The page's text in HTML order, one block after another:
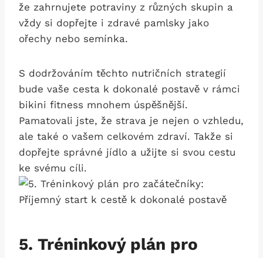
že zahrnujete potraviny z různých skupin a
vždy si dopřejte i‍ zdravé pamlsky jako
ořechy nebo semínka.
S dodržováním těchto nutričních strategií
bude vaše cesta k dokonalé postavě ‌v rámci
bikini​ fitness mnohem ‌úspěšnější.
Pamatovali ⁤jste,⁤ že strava je nejen o vzhledu,
ale také o vašem celkovém zdraví.⁣ Takže si⁤
dopřejte správné jídlo​ a užijte si svou⁤ cestu
ke svému cíli.
5. Tréninkový plán pro